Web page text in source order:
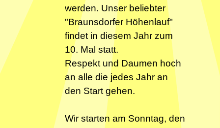
werden. Unser beliebter
"Braunsdorfer Höhenlauf"
findet in diesem Jahr zum
10. Mal statt.
Respekt und Daumen hoch
an alle die jedes Jahr an
den Start gehen.
Wir starten am Sonntag, den